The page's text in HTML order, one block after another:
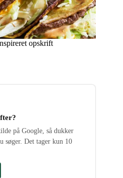
opskrift
på Google, så dukker
søger. Det tager kun 10